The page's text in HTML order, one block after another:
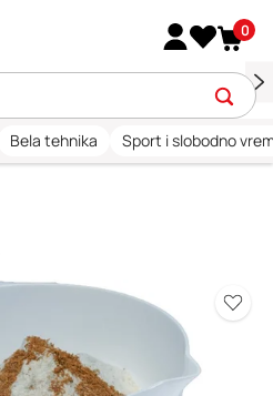
0
Bela tehnika Sport i slobodno